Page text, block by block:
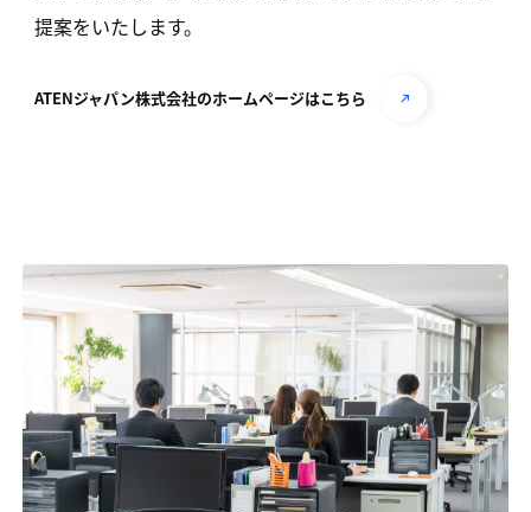
提案をいたします。
ATENジャパン株式会社のホームページはこちら